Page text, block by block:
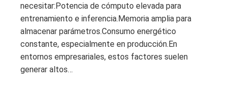
necesitar:Potencia de cómputo elevada para
entrenamiento e inferencia.Memoria amplia para
almacenar parámetros.Consumo energético
constante, especialmente en producción.En
entornos empresariales, estos factores suelen
generar altos…